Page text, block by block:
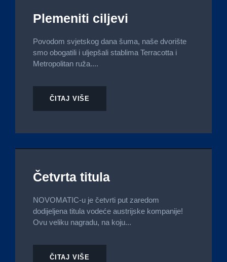
Plemeniti ciljevi
Povodom svjetskog dana šuma, naše dvorište
smo obogatili i uljepšali stablima Terracotta i
Metropolitan ruža....
ČITAJ VIŠE
Četvrta titula
NOVOMATIC-u je četvrti put zaredom
dodijeljena titula vodeće austrijske kompanije!
Ovu veliku nagradu, na koju...
ČITAJ VIŠE